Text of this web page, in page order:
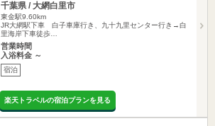
千葉県 / 大網白里市
東金駅9.60km
JR大網駅下車 白子車庫行き、九十九里センター行き→白
里海岸下車徒歩…
営業時間
入浴料金 ～
宿泊
楽天トラベルの宿泊プランを見る